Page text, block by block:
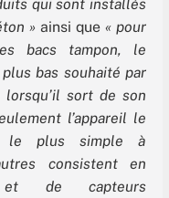
qui sont installés
» ainsi que « pour
bacs tampon, le
bas souhaité par
sort de son
l’appareil le
le plus simple à
consistent en
et de capteurs